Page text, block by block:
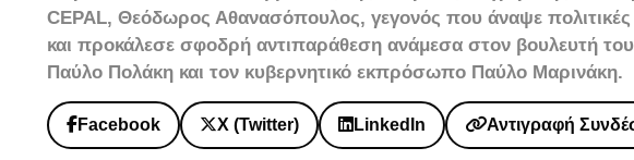
CEPAL, Θεόδωρος Αθανασόπουλος, γεγονός που άναψε πολιτικές
και προκάλεσε σφοδρή αντιπαράθεση ανάμεσα στον βουλευτή
Παύλο Πολάκη και τον κυβερνητικό εκπρόσωπο Παύλο Μαρινάκη.
Facebook X (Twitter) LinkedIn Αντιγραφή